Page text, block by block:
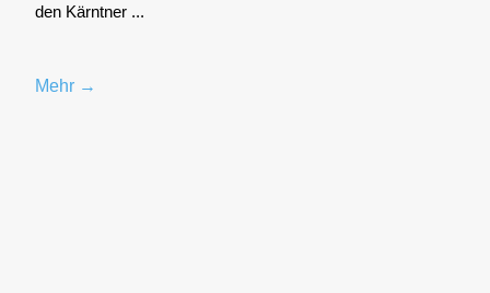
den Kärnt­ner ...
Mehr →